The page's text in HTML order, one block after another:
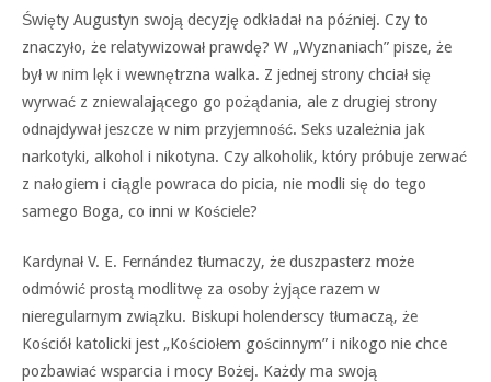
Święty Augustyn swoją decyzję odkładał na później. Czy to
znaczyło, że relatywizował prawdę? W „Wyznaniach” pisze, że
był w nim lęk i wewnętrzna walka. Z jednej strony chciał się
wyrwać z zniewalającego go pożądania, ale z drugiej strony
odnajdywał jeszcze w nim przyjemność. Seks uzależnia jak
narkotyki, alkohol i nikotyna. Czy alkoholik, który próbuje zerwać
z nałogiem i ciągle powraca do picia, nie modli się do tego
samego Boga, co inni w Kościele?
Kardynał V. E. Fernández tłumaczy, że duszpasterz może
odmówić prostą modlitwę za osoby żyjące razem w
nieregularnym związku. Biskupi holenderscy tłumaczą, że
Kościół katolicki jest „Kościołem gościnnym” i nikogo nie chce
pozbawiać wsparcia i mocy Bożej. Każdy ma swoją